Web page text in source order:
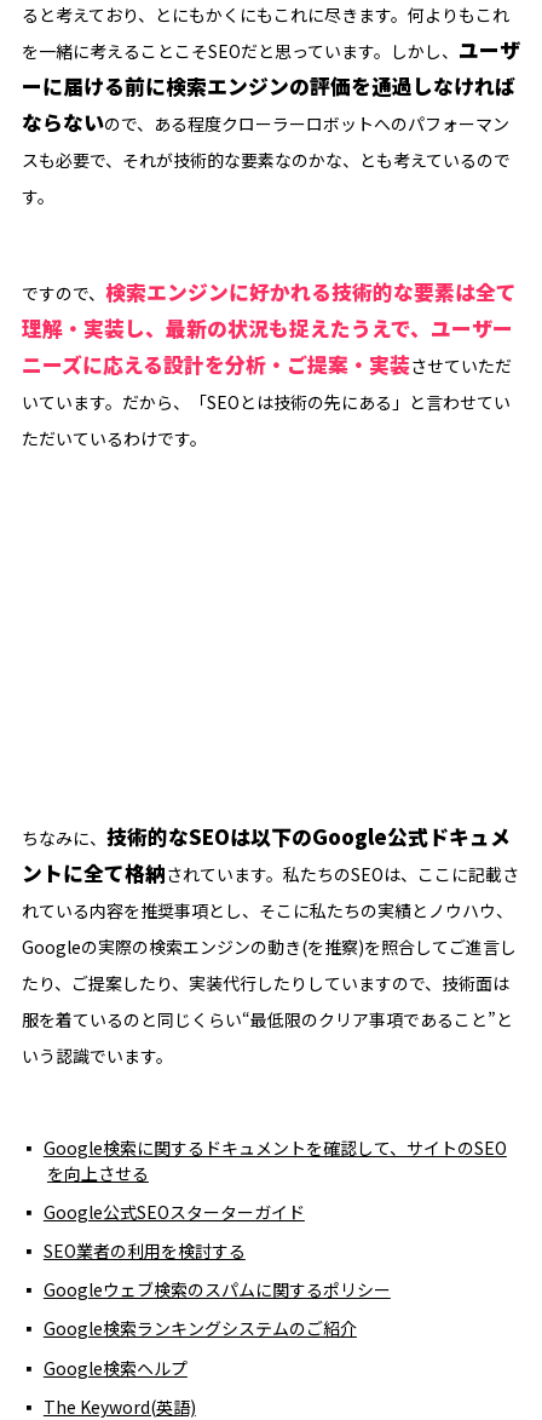
ると考えており、とにもかくにもこれに尽きます。何よりもこれ
を一緒に考えることこそSEOだと思っています。しかし、 ユーザ
ーに届ける前に検索エンジンの評価を通過しなければ
ならないので、ある程度クローラーロボットへのパフォーマン
スも必要で、それが技術的な要素なのかな、とも考えているので
す。
ですので、 検索エンジンに好かれる技術的な要素は全て
理解・実装し、最新の状況も捉えたうえで、ユーザー
ニーズに応える設計を分析・ご提案・実装させていただ
いています。だから、「SEOとは技術の先にある」と言わせてい
ただいているわけです。
ちなみに、 技術的なSEOは以下のGoogle公式ドキュメ
ントに全て格納されています。私たちのSEOは、ここに記載さ
れている内容を推奨事項とし、そこに私たちの実績とノウハウ、
Googleの実際の検索エンジンの動き(を推察)を照合してご進言し
たり、ご提案したり、実装代行したりしていますので、技術面は
服を着ているのと同じくらい“最低限のクリア事項であること”と
いう認識でいます。
Google検索に関するドキュメントを確認して、サイトのSEO
を向上させる
Google公式SEOスターターガイド
SEO業者の利用を検討する
Googleウェブ検索のスパムに関するポリシー
Google検索ランキングシステムのご紹介
Google検索ヘルプ
The Keyword(英語)